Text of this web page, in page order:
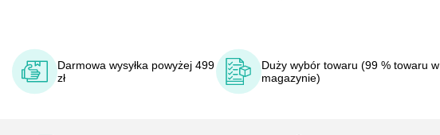
Darmowa wysyłka powyżej 499
zł
Duży wybór towaru (99 % towaru w
magazynie)